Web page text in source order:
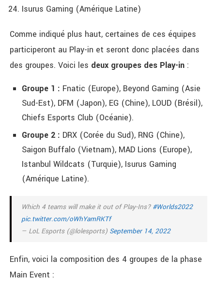
Isurus Gaming (Amérique Latine)
Comme indiqué plus haut, certaines de ces équipes
participeront au Play-in et seront donc placées dans
des groupes. Voici les deux groupes des Play-in :
Groupe 1 : Fnatic (Europe), Beyond Gaming (Asie
Sud-Est), DFM (Japon), EG (Chine), LOUD (Brésil),
Chiefs Esports Club (Océanie).
Groupe 2 : DRX (Corée du Sud), RNG (Chine),
Saigon Buffalo (Vietnam), MAD Lions (Europe),
Istanbul Wildcats (Turquie), Isurus Gaming
(Amérique Latine).
Which 4 teams will make it out of Play-Ins? #Worlds2022
pic.twitter.com/oWhYamRKTf
— LoL Esports (@lolesports) September 14, 2022
Enfin, voici la composition des 4 groupes de la phase
Main Event :